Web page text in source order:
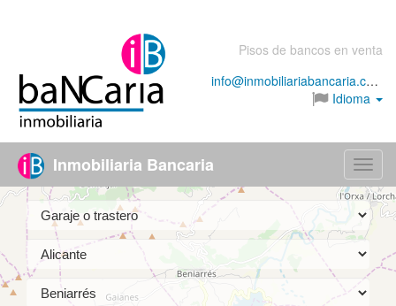
Pisos de bancos en venta
info@inmobiliariabancaria.com
Idioma
Menú
Inmobiliaria Bancaria